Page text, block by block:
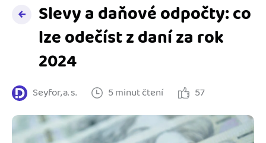
Správa kontaktů
Hlídání cashflow
Spolupráce s účetní
Výkazy pro úřady
Ceník
Jak začít podnikat
Šablony faktur
Šablona pro plátce DPH
Slevy a daňové odpočty: co
lze odečíst z daní za rok
2024
Seyfor, a. s. 5 minut čtení 57